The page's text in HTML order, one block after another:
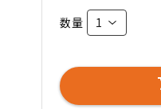
数量